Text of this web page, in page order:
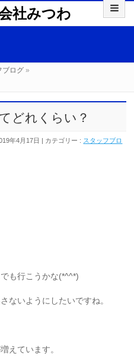
社みつわ
ブログ »
どれくらい？
年4月17日 カテゴリー : スタッフブロ
も行こうかな(*^^*)
ないようにしたいですね。
えています。